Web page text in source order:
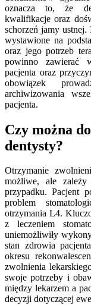
oznacza to, że
kwalifikacje oraz
schorzeń jamy
wystawione na
oraz jego potrzeb
powinno zawierać
pacjenta oraz
obowiązek
archiwizowania
pacjenta.
Czy można
dentysty?
Otrzymanie
możliwe, ale zależy
przypadku. Pacjent
problem
otrzymania L4.
z leczeniem
uniemożliwiły
stan zdrowia
okresu
zwolnienia
swoje potrzeby i
między lekarzem a
decyzji dotyczącej